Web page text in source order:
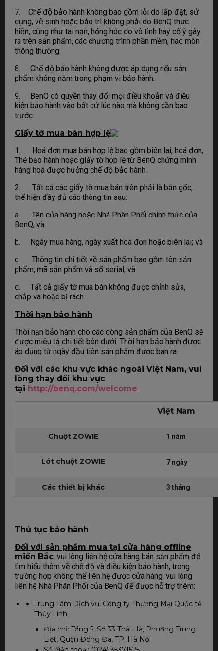
7. Chế độ bảo hành không bao gồm lỗi do lắp đặt, sử
dụng, vệ sinh hoặc bảo trì không phải do BenQ thực
hiện, cũng như tai nạn, hỏng hóc do vô tình hay cố ý gây
ra trên sản phẩm, các chương trình phần mềm, hao mòn
thông thường.
8. Chế độ bảo hành không được áp dụng nếu sản
phẩm không nằm trong phạm vi bảo hành.
9. BenQ có quyền thay đổi mọi điều khoản và điều
kiện bảo hành vào bất cứ lúc nào mà không cần báo
trước.
Giấy tờ mua bán hợp lệ
1. Hoá đơn mua bán hợp lệ bao gồm biên lai, hoá đơn,
Thẻ bảo hành hoặc giấy tờ hợp lệ từ BenQ chứng minh
hàng hoá được hưởng chế độ bảo hành.
2. Tất cả các giấy tờ mua bán trên phải là bản gốc,
thể hiện đầy đủ các thông tin sau:
a. Tên cửa hàng hoặc Nhà Phân Phối chính thức của
BenQ; và
b. Ngày mua hàng, ngày xuất hoá đơn hoặc biên lai; và
c. Thông tin chi tiết về sản phẩm bao gồm tên sản
phẩm, mã sản phẩm và số serial; và
d. Tất cả giấy tờ mua bán không được chỉnh sửa,
chắp vá hoặc bị rách.
Thời hạn bảo hành
Thời hạn bảo hành cho các dòng sản phẩm của BenQ sẽ
được miêu tả chi tiết bên dưới. Thời hạn bảo hành được
áp dụng từ ngày đầu tiên sản phẩm được bán ra.
Đối với các khu vực khác ngoài Việt Nam, vui
lòng thay đổi khu vực
tại http://benq.com/welcome
Việt Nam
Chuột ZOWIE 1 năm
Lót chuột ZOWIE 7 ngày
Các thiết bị khác 3 tháng
Thủ tục bảo hành
Đối với sản phẩm mua tại cửa hàng offline
miền Bắc, vui lòng liên hệ cửa hàng bán sản phẩm để
tìm hiểu thêm về chế độ và điều kiện bảo hành, trong
trường hợp không thể liên hệ được cửa hàng, vui lòng
liên hệ Nhà Phân Phối của BenQ để được hỗ trợ thêm:
Trung Tâm Dịch vụ, Công ty Thương Mại Quốc tế
Thủy Linh:
Địa chỉ: Tầng 5, Số 33 Thái Hà, Phường Trung
Liệt, Quận Đống Đa, TP. Hà Nội